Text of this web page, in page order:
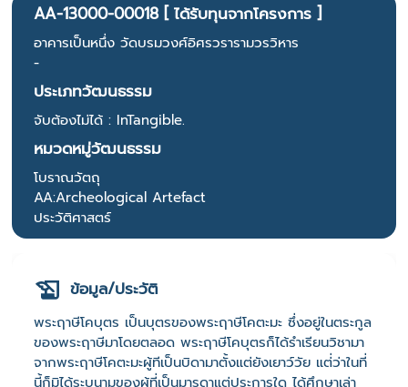
AA-13000-00018 [ ได้รับทุนจากโครงการ ]
อาคารเป็นหนึ่ง วัดบรมวงศ์อิศรวรารามวรวิหาร
-
ประเภทวัฒนธรรม
จับต้องไม่ได้ : InTangible.
หมวดหมู่วัฒนธรรม
โบราณวัตถุ
AA:Archeological Artefact
ประวัติศาสตร์
ข้อมูล/ประวัติ
พระฤาษีโคบุตร เป็นบุตรของพระฤาษีโคตะมะ ซึ่งอยู่ในตระกูล
ของพระฤาษีมาโดยตลอด พระฤาษีโคบุตรก็ได้รำเรียนวิชามา
จากพระฤาษีโคตะมะผู้ทีเป็นบิดามาตั้งแต่ยังเยาว์วัย แต่่ว่าในที่
นี้ก็มิได้ระบุนามของผู้ที่เป็นมารดาแต่ประการใด ได้ศึกษาเล่า